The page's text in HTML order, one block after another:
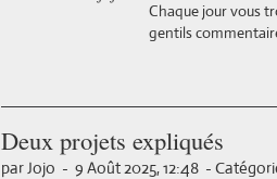
Chaque jour vous
gentils
Deux projets expliqués
par Jojo - 9 Août 2025, 12:48 -